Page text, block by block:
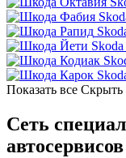
Skoda
Показать все Скрыть
Сеть